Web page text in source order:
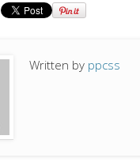
Written by ppcss